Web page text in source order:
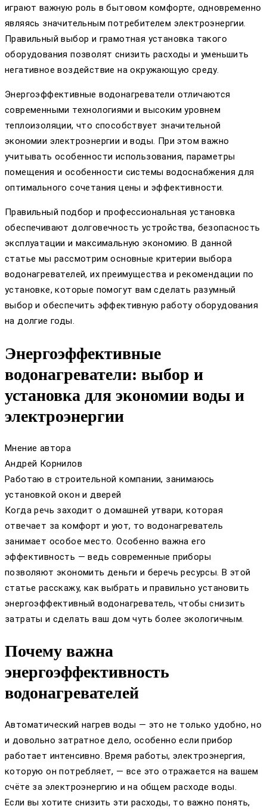
играют важную роль в бытовом комфорте, одновременно
являясь значительным потребителем электроэнергии.
Правильный выбор и грамотная установка такого
оборудования позволят снизить расходы и уменьшить
негативное воздействие на окружающую среду.
Энергоэффективные водонагреватели отличаются
современными технологиями и высоким уровнем
теплоизоляции, что способствует значительной
экономии электроэнергии и воды. При этом важно
учитывать особенности использования, параметры
помещения и особенности системы водоснабжения для
оптимального сочетания цены и эффективности.
Правильный подбор и профессиональная установка
обеспечивают долговечность устройства, безопасность
эксплуатации и максимальную экономию. В данной
статье мы рассмотрим основные критерии выбора
водонагревателей, их преимущества и рекомендации по
установке, которые помогут вам сделать разумный
выбор и обеспечить эффективную работу оборудования
на долгие годы.
Энергоэффективные
водонагреватели: выбор и
установка для экономии воды и
электроэнергии
Мнение автора
Андрей Корнилов
Работаю в строительной компании, занимаюсь
установкой окон и дверей
Когда речь заходит о домашней утвари, которая
отвечает за комфорт и уют, то водонагреватель
занимает особое место. Особенно важна его
эффективность — ведь современные приборы
позволяют экономить деньги и беречь ресурсы. В этой
статье расскажу, как выбрать и правильно установить
энергоэффективный водонагреватель, чтобы снизить
затраты и сделать ваш дом чуть более экологичным.
Почему важна
энергоэффективность
водонагревателей
Автоматический нагрев воды — это не только удобно, но
и довольно затратное дело, особенно если прибор
работает интенсивно. Время работы, электроэнергия,
которую он потребляет, — все это отражается на вашем
счёте за электроэнергию и на общем расходе воды.
Если вы хотите снизить эти расходы, то важно понять,